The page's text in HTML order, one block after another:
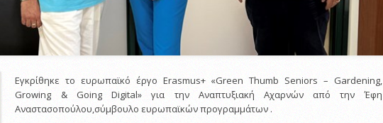
Εγκρίθηκε το ευρωπαϊκό έργο Erasmus+ «Green Thumb Seniors – Gardening,
Growing & Going Digital» για την Αναπτυξιακή Αχαρνών από την Έφη
Αναστασοπούλου,σύμβουλο ευρωπαϊκών προγραμμάτων .